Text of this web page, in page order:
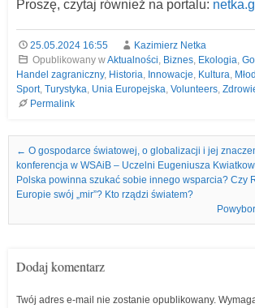
Proszę, czytaj również na portalu:
25.05.2024 16:55
Kazimierz Netka
Opublikowany wAktualności, Biznes, Ekologia,
Handel zagraniczny, Historia, Innowacje, Kultura,
Sport, Turystyka, Unia Europejska, Volunteers,
Permalink
Nawigacja we wpisach
← O gospodarce światowej, o globalizacji i jej
konferencja w WSAiB – Uczelni Eugeniusza
Polska powinna szukać sobie innego wsparcia? Czy
Europie swój „mir”? Kto rządzi światem?
Dodaj komentarz
Twój adres e-mail nie zostanie opublikowany.